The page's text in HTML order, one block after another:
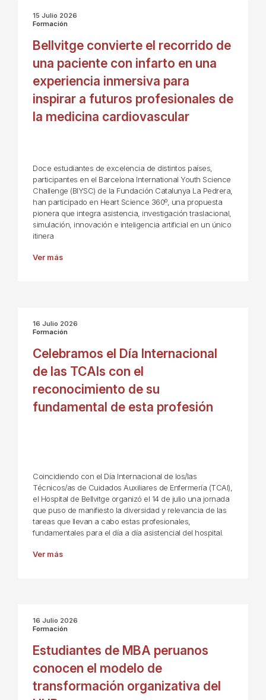
15 Julio 2026
Formación
Bellvitge convierte el recorrido de
una paciente con infarto en una
experiencia inmersiva para
inspirar a futuros profesionales de
la medicina cardiovascular
Doce estudiantes de excelencia de distintos países,
participantes en el Barcelona International Youth Science
Challenge (BIYSC) de la Fundación Catalunya La Pedrera,
han participado en Heart Science 360º, una propuesta
pionera que integra asistencia, investigación traslacional,
simulación, innovación e inteligencia artificial en un único
itinera
Ver más
16 Julio 2026
Formación
Celebramos el Día Internacional
de las TCAIs con el
reconocimiento de su
fundamental de esta profesión
Coincidiendo con el Día Internacional de los/las
Técnicos/as de Cuidados Auxiliares de Enfermería (TCAI),
el Hospital de Bellvitge organizó el 14 de julio una jornada
que puso de manifiesto la diversidad y relevancia de las
tareas que llevan a cabo estas profesionales,
fundamentales para el día a día asistencial del hospital.
Ver más
16 Julio 2026
Formación
Estudiantes de MBA peruanos
conocen el modelo de
transformación organizativa del